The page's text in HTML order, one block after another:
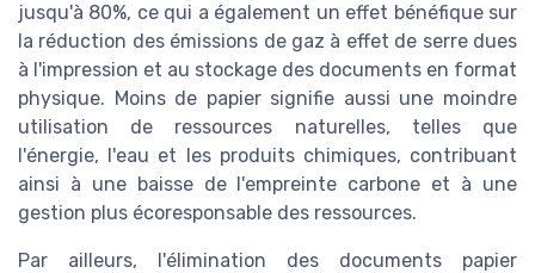
jusqu'à 80%, ce qui a également un effet bénéfique sur
la réduction des émissions de gaz à effet de serre dues
à l'impression et au stockage des documents en format
physique. Moins de papier signifie aussi une moindre
utilisation de ressources naturelles, telles que
l'énergie, l'eau et les produits chimiques, contribuant
ainsi à une baisse de l'empreinte carbone et à une
gestion plus écoresponsable des ressources.
Par ailleurs, l'élimination des documents papier